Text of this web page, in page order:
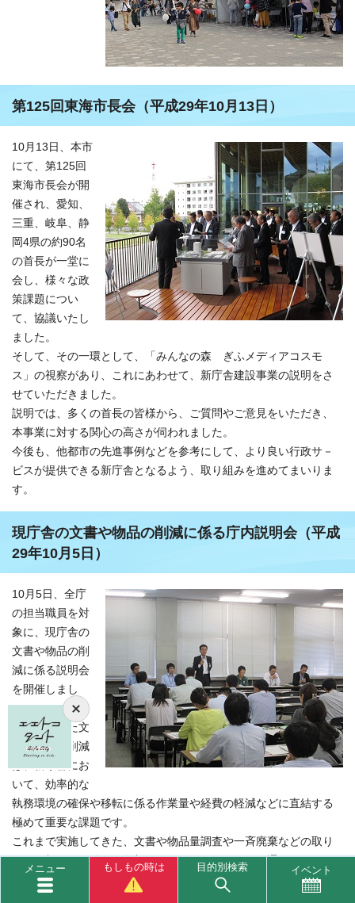
第125回東海市長会（平成29年10月13日）
10月13日、本市
にて、第125回
東海市長会が開
催され、愛知、
三重、岐阜、静
岡4県の約90名
の首長が一堂に
会し、様々な政
策課題につい
て、協議いたし
ました。
そして、その一環として、「みんなの森 ぎふメディアコスモ
ス」の視察があり、これにあわせて、新庁舎建設事業の説明をさ
せていただきました。
説明では、多くの首長の皆様から、ご質問やご意見をいただき、
本事業に対する関心の高さが伺われました。
今後も、他都市の先進事例などを参考にして、より良い行政サ－
ビスが提供できる新庁舎となるよう、取り組みを進めてまいりま
す。
現庁舎の文書や物品の削減に係る庁内説明会（平成
29年10月5日）
10月5日、全庁
の担当職員を対
象に、現庁舎の
文書や物品の削
減に係る説明会
を開催しまし
た。
不用になった文
書や物品の削減
は、新庁舎にお
いて、効率的な
執務環境の確保や移転に係る作業量や経費の軽減などに直結する
極めて重要な課題です。
これまで実施してきた、文書や物品量調査や一斉廃棄などの取り
組みに加え、今後も、各部局とのヒアリングなどを通じ、さらな
る削減に努めていきたいと考えています。
メニュー もしもの時は 目的別検索 イベント